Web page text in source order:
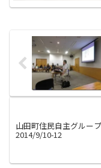
山田町住民自主グルー
2014/9/10-12